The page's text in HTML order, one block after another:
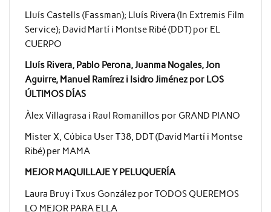
Lluís Castells (Fassman); Lluís Rivera (In Extremis Film
Service); David Martí i Montse Ribé (DDT) por EL
CUERPO
Lluís Rivera, Pablo Perona, Juanma Nogales, Jon
Aguirre, Manuel Ramírez i Isidro Jiménez por LOS
ÚLTIMOS DÍAS
Àlex Villagrasa i Raul Romanillos por GRAND PIANO
Mister X, Cúbica User T38, DDT (David Martí i Montse
Ribé) per MAMA
MEJOR MAQUILLAJE Y PELUQUERÍA
Laura Bruy i Txus González por TODOS QUEREMOS
LO MEJOR PARA ELLA